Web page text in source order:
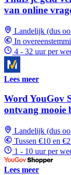
van online
Landelijk (dus
In
4 - 32 uur per
Lees meer
Word YouGov
ontvang mooie
Landelijk (dus
Tussen €10 en
1 - 10 uur per
Lees meer